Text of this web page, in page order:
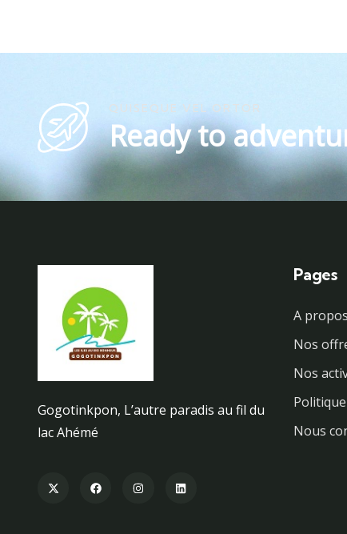
QUISEQUE VEL ORTOR
Ready to
Gogotinkpon, L’autre paradis au fil du
lac Ahémé
Pages
A
Nos
Nos
Nous